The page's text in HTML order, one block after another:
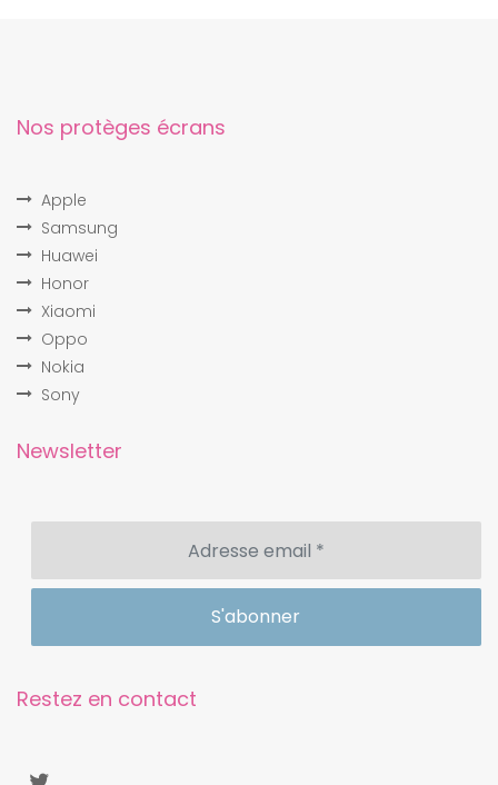
Nos protèges écrans
Apple
Samsung
Huawei
Honor
Xiaomi
Oppo
Nokia
Sony
Newsletter
Restez en contact